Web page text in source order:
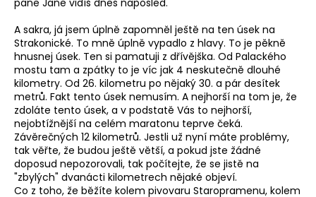
A sakra, já jsem úplně zapomněl ještě na ten úsek na
Strakonické. To mně úplně vypadlo z hlavy. To je pěkně
hnusnej úsek. Ten si pamatuji z dřívějška. Od Palackého
mostu tam a zpátky to je víc jak 4 neskutečně dlouhé
kilometry. Od 26. kilometru po nějaký 30. a pár desítek
metrů. Fakt tento úsek nemusím. A nejhorší na tom je, že
zdoláte tento úsek, a v podstatě Vás to nejhorší,
nejobtížnější na celém maratonu teprve čeká.
Závěrečných 12 kilometrů. Jestli už nyní máte problémy,
tak věřte, že budou ještě větší, a pokud jste žádné
doposud nepozorovali, tak počítejte, že se jistě na
"zbylých" dvanácti kilometrech nějaké objeví.
Co z toho, že běžíte kolem pivovaru Staropramenu, kolem